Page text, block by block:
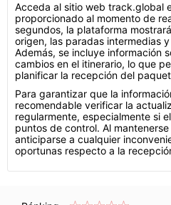
Acceda al sitio web track.global
proporcionado al momento de
segundos, la plataforma
origen, las paradas intermedias
Además, se incluye información
cambios en el itinerario, lo que
planificar la recepción del
Para garantizar que la
recomendable verificar la
regularmente, especialmente si
puntos de control. Al
anticiparse a cualquier
oportunas respecto a la